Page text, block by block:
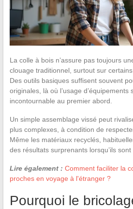
La colle à bois n’assure pas toujours
clouage traditionnel, surtout sur
Des outils basiques suffisent souvent
originales, là où l’usage d’équipements
incontournable au premier abord.
Un simple assemblage vissé peut
plus complexes, à condition de
Même les matériaux recyclés,
des résultats surprenants lorsqu’ils sont
Lire également : Comment faciliter la
proches en voyage à l'étranger ?
Pourquoi le